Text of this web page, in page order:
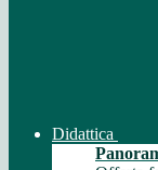
Didattica